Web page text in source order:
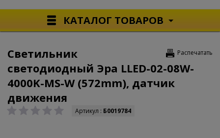
КАТАЛОГ ТОВАРОВ
Распечатать
Светильник
светодиодный Эра LLED-02-08W-
4000K-MS-W (572mm), датчик
движения
Артикул : Б0019784